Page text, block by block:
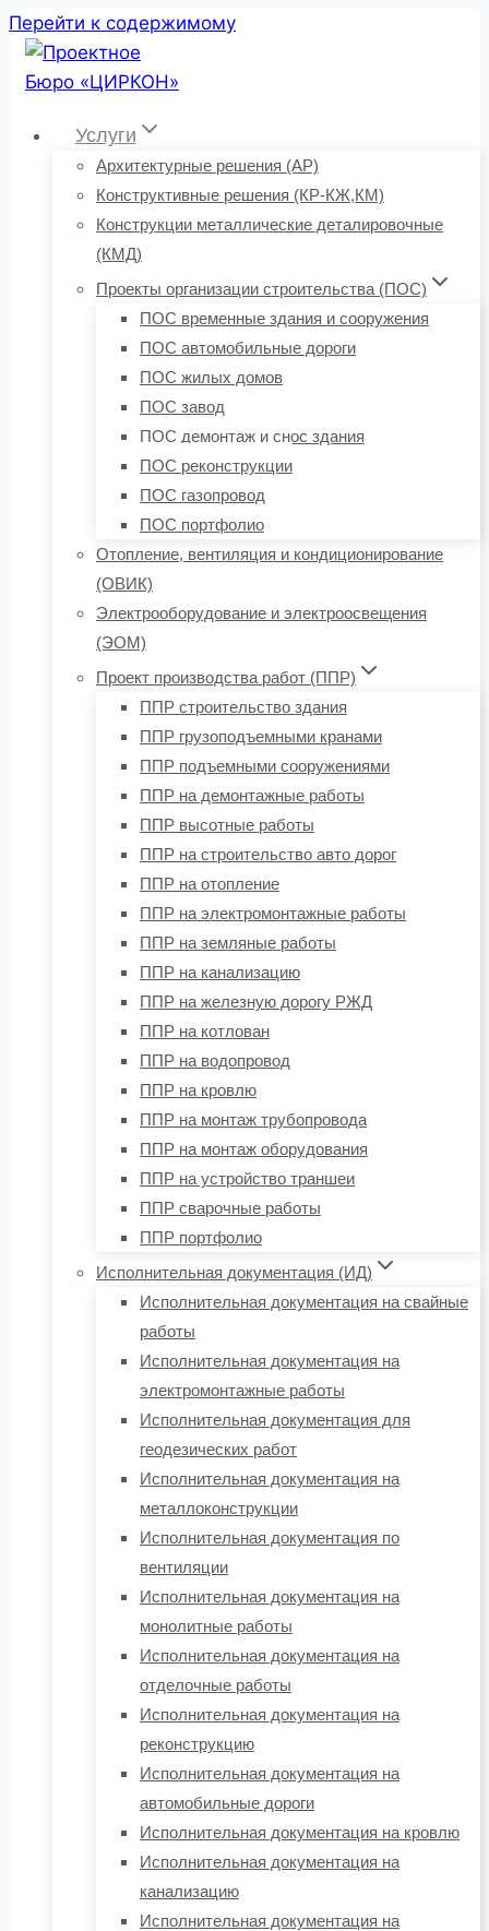
Перейти к содержимому
Услуги
Архитектурные решения (АР)
Конструктивные решения (КР-КЖ,КМ)
Конструкции металлические деталировочные
(КМД)
Проекты организации строительства (ПОС)
ПОС временные здания и сооружения
ПОС автомобильные дороги
ПОС жилых домов
ПОС завод
ПОС демонтаж и снос здания
ПОС реконструкции
ПОС газопровод
ПОС портфолио
Отопление, вентиляция и кондиционирование
(ОВИК)
Электрооборудование и электроосвещения
(ЭОМ)
Проект производства работ (ППР)
ППР строительство здания
ППР грузоподъемными кранами
ППР подъемными сооружениями
ППР на демонтажные работы
ППР высотные работы
ППР на строительство авто дорог
ППР на отопление
ППР на электромонтажные работы
ППР на земляные работы
ППР на канализацию
ППР на железную дорогу РЖД
ППР на котлован
ППР на водопровод
ППР на кровлю
ППР на монтаж трубопровода
ППР на монтаж оборудования
ППР на устройство траншеи
ППР сварочные работы
ППР портфолио
Исполнительная документация (ИД)
Исполнительная документация на свайные
работы
Исполнительная документация на
электромонтажные работы
Исполнительная документация для
геодезических работ
Исполнительная документация на
металлоконструкции
Исполнительная документация по
вентиляции
Исполнительная документация на
монолитные работы
Исполнительная документация на
отделочные работы
Исполнительная документация на
реконструкцию
Исполнительная документация на
автомобильные дороги
Исполнительная документация на кровлю
Исполнительная документация на
канализацию
Исполнительная документация на